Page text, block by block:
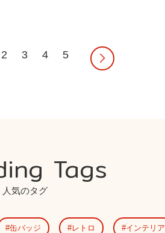
2 3 4 5
Tags
人気のタグ
缶バッジ レトロ インテリア